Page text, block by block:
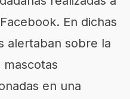
En dichas
alertaban sobre la
en una